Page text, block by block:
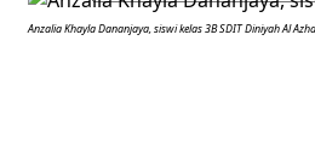
Anzalia Khayla Dananjaya, siswi kelas 3B SDIT Diniyah Al